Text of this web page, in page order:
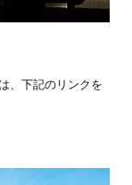
、下記のリンクを